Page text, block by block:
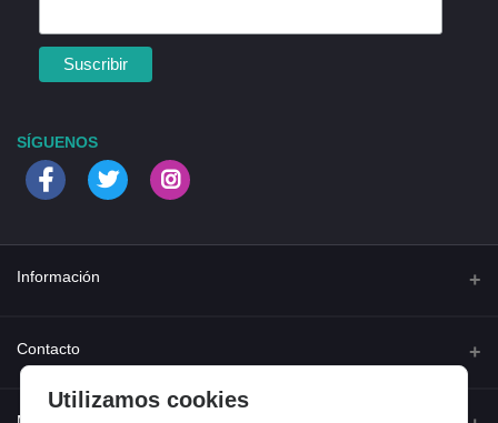
SÍGUENOS
Información
Quienes somos
Contacto
Utilizamos cookies